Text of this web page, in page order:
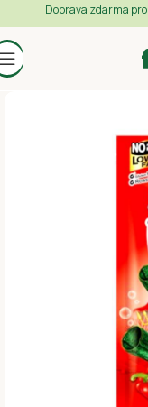
Doprava zdarma